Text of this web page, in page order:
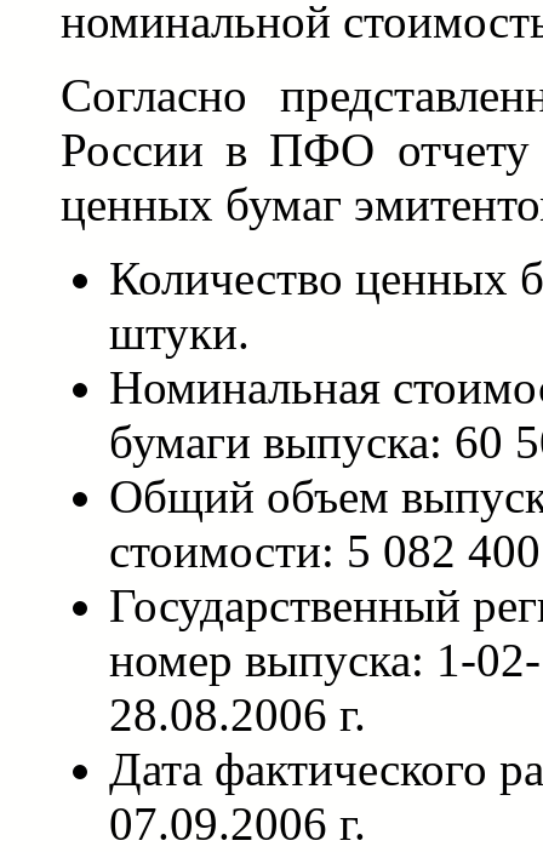
номинальной
Согласно
России в ПФО отчету
ценных бумаг
Количество ценных
штуки.
Номинальная
бумаги выпуска: 60
Общий объем
стоимости: 5 082
Государственный
номер выпуска: 1-
28.08.2006 г.
Дата фактического
07.09.2006 г.